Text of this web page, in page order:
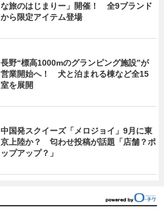
な旅のはじまりー」開催！ 全9ブランド
から限定アイテム登場
長野“標高1000mのグランピング施設”が
営業開始へ！ 犬と泊まれる棟など全15
室を展開
中国発スクイーズ「メロジョイ」9月に東
京上陸か？ 匂わせ投稿が話題「店舗？ポ
ップアップ？」